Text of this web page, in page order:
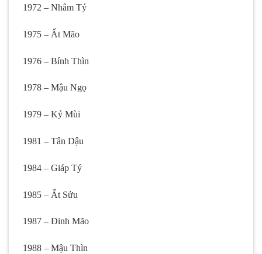
1972 – Nhâm Tý
1975 – Ất Mão
1976 – Bính Thìn
1978 – Mậu Ngọ
1979 – Kỷ Mùi
1981 – Tân Dậu
1984 – Giáp Tý
1985 – Ất Sửu
1987 – Đinh Mão
1988 – Mậu Thìn